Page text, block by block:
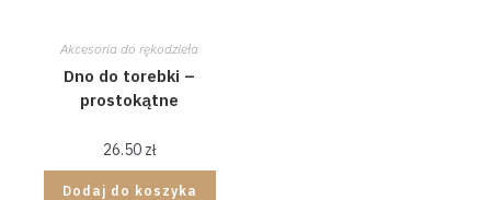
Akcesoria do rękodzieła
Dno do torebki –
prostokątne
26.50 zł
Dodaj do koszyka